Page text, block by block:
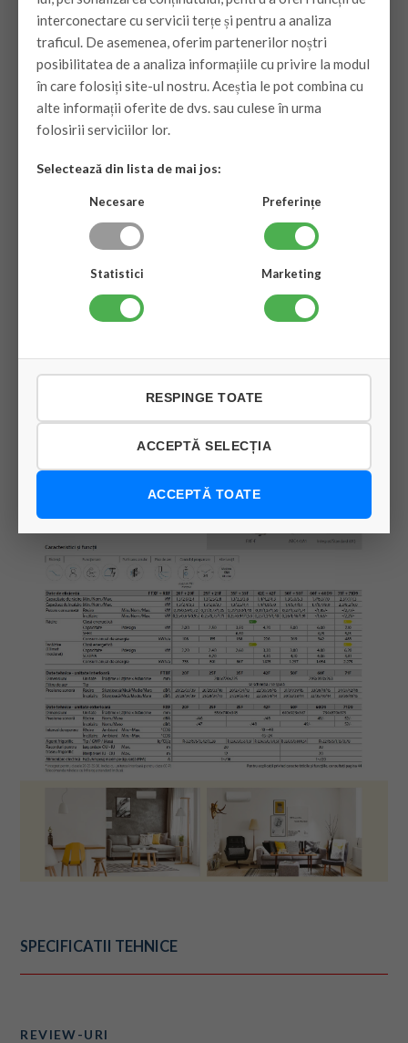
SPECIFICATII TEHNICE
REVIEW-URI
interconectare cu servicii terțe și pentru a analiza
traficul. De asemenea, oferim partenerilor noștri
posibilitatea de a analiza informațiile cu privire la modul
în care folosiți site-ul nostru. Aceștia le pot combina cu
alte informații oferite de dvs. sau culese în urma
folosirii serviciilor lor.
Selectează din lista de mai jos:
Necesare Preferințe
Statistici Marketing
RESPINGE TOATE
ACCEPTĂ SELECȚIA
ACCEPTĂ TOATE